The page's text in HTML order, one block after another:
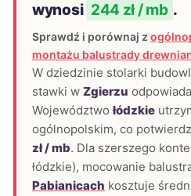
wynosi 244 zł / mb .
Sprawdź i porównaj z
montażu balustrady
W dziedzinie stolarki
stawki w Zgierzu
Województwołódzkie
ogólnopolskim, co
zł / mb. Dla szerszego
łódzkie), mocowanie
Pabianicach kosztuje